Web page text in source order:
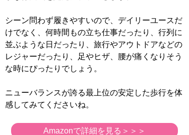
シーン問わず履きやすいので、デイリーユースだ
けでなく、何時間もの立ち仕事だったり、行列に
並ぶような日だったり、旅行やアウトドアなどの
レジャーだったり、足やヒザ、腰が痛くなりそう
な時にぴったりでしょう。
ニューバランスが誇る最上位の安定した歩行を体
感してみてくださいね。
Amazonで詳細を見る＞＞＞